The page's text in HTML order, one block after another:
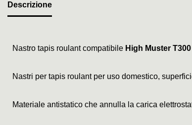
Descrizione
Nastro tapis roulant compatibile High Muster T300
Nastri per tapis roulant per uso domestico,
Materiale antistatico che annulla la carica